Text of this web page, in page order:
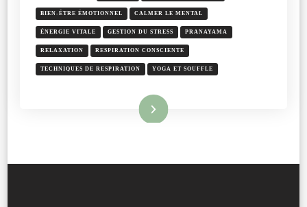
BIEN-ÊTRE ÉMOTIONNEL CALMER LE MENTAL
ÉNERGIE VITALE GESTION DU STRESS PRANAYAMA
RELAXATION RESPIRATION CONSCIENTE
TECHNIQUES DE RESPIRATION YOGA ET SOUFFLE
Lire la suite